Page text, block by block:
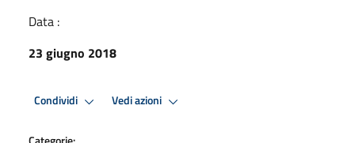
Data :
23 giugno 2018
Condividi Vedi azioni